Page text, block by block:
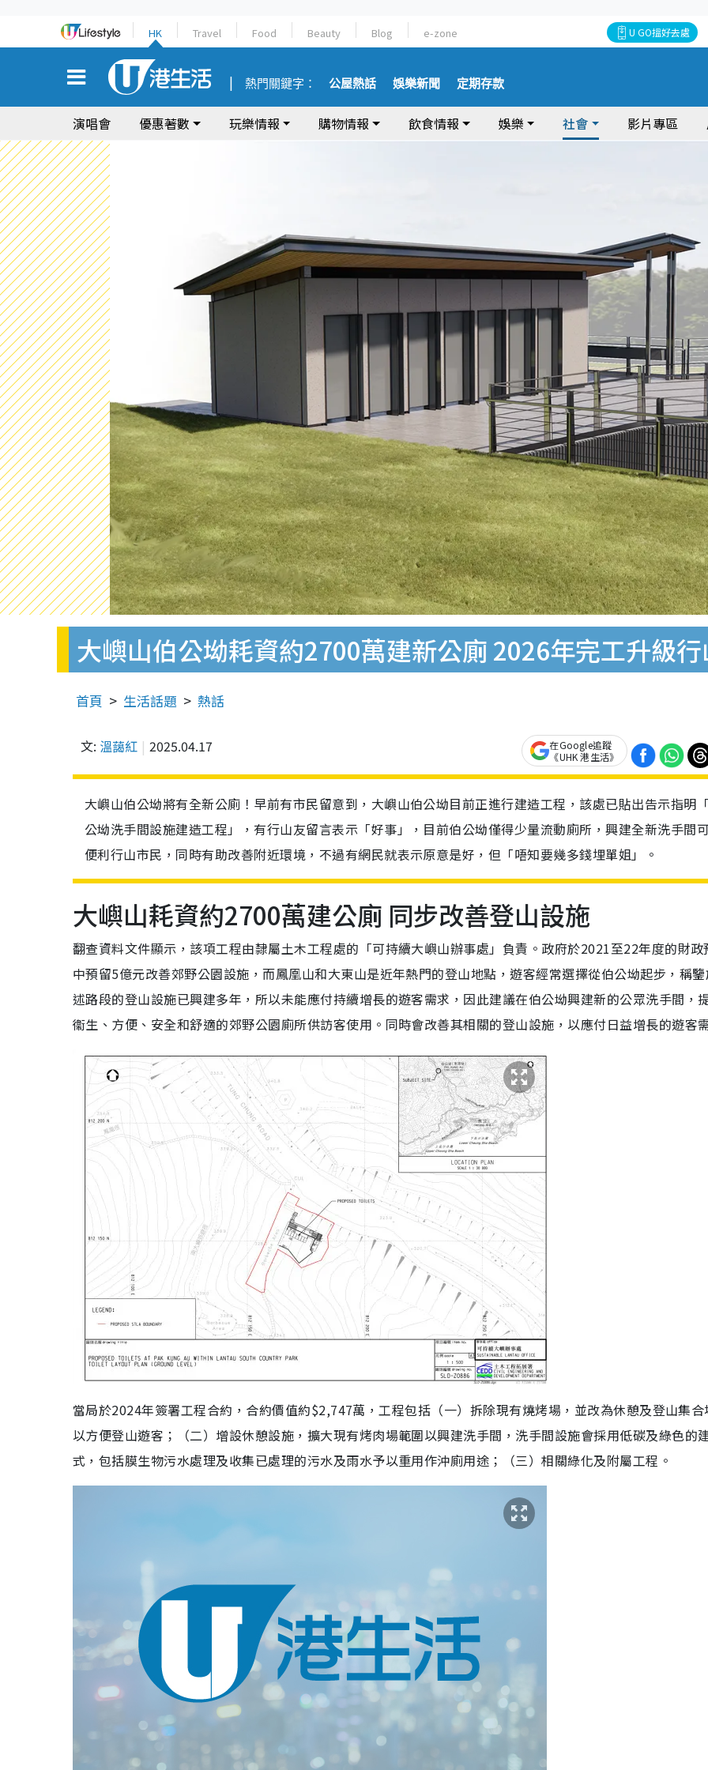
HK Travel Food Beauty Blog e-zone U GO搵好去處
熱門關鍵字： 公屋熱話 娛樂新聞 定期存款
演唱會 優惠著數 玩樂情報 購物情報 飲食情報 娛樂 社會 影片專區
大嶼山伯公坳耗資約2700萬建新公廁 2026年完工升級
首頁 生活話題 熱話
文: 溫藹紅 2025.04.17
在Google追蹤
《UHK 港生活》
大嶼山伯公坳將有全新公廁！早前有市民留意到，大嶼山伯公坳目前正進行建造工程，該處已貼出告示指明
公坳洗手間設施建造工程」，有行山友留言表示「好事」，目前伯公坳僅得少量流動廁所，興建全新洗手間
便利行山市民，同時有助改善附近環境，不過有網民就表示原意是好，但「唔知要幾多錢埋單姐」。
大嶼山耗資約2700萬建公廁 同步改善登山設施
翻查資料文件顯示，該項工程由隸屬土木工程處的「可持續大嶼山辦事處」負責。政府於2021至22年度的財政
中預留5億元改善郊野公園設施，而鳳凰山和大東山是近年熱門的登山地點，遊客經常選擇從伯公坳起步，稱
述路段的登山設施已興建多年，所以未能應付持續增長的遊客需求，因此建議在伯公坳興建新的公眾洗手間，
衞生、方便、安全和舒適的郊野公園廁所供訪客使用。同時會改善其相關的登山設施，以應付日益增長的遊客
當局於2024年簽署工程合約，合約價值約$2,747萬，工程包括（一）拆除現有燒烤場，並改為休憩及登山集合
以方便登山遊客；（二）增設休憩設施，擴大現有烤肉場範圍以興建洗手間，洗手間設施會採用低碳及綠色的
式，包括膜生物污水處理及收集已處理的污水及雨水予以重用作沖廁用途；（三）相關綠化及附屬工程。